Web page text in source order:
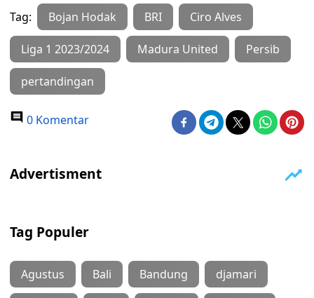
Tag: Bojan Hodak BRI Ciro Alves
Liga 1 2023/2024 Madura United Persib
pertandingan
0 Komentar
Tag Populer
Agustus Bali Bandung djamari